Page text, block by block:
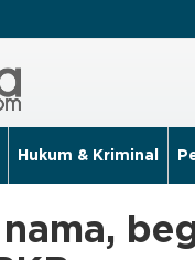
Hukum & Kriminal